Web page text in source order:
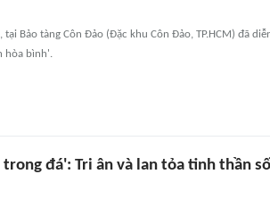
tại Bảo tàng Côn Đảo (Đặc khu Côn Đảo, TP.HCM) đã
hòa bình'.
trong đá': Tri ân và lan tỏa tinh thần